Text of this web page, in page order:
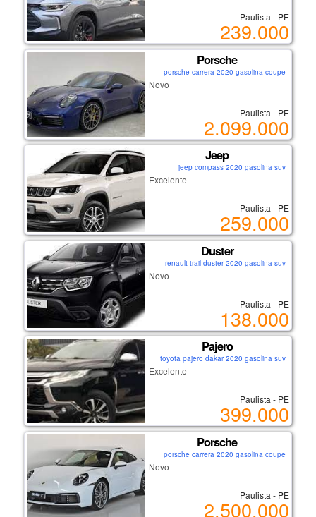
Paulista - PE
239.000
Porsche
porsche carrera 2020 gasolina coupe
Novo
Paulista - PE
2.099.000
Jeep
jeep compass 2020 gasolina suv
Excelente
Paulista - PE
259.000
Duster
renault trail duster 2020 gasolina suv
Novo
Paulista - PE
138.000
Pajero
toyota pajero dakar 2020 gasolina suv
Excelente
Paulista - PE
399.000
Porsche
porsche carrera 2020 gasolina coupe
Novo
Paulista - PE
2.500.000